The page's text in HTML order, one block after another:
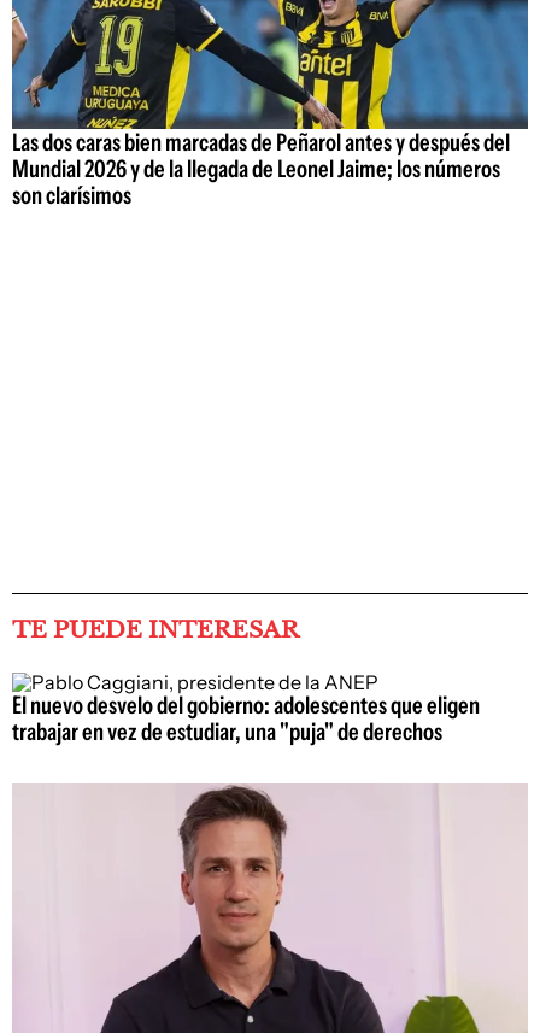
Las dos caras bien marcadas de Peñarol antes y después del
Mundial 2026 y de la llegada de Leonel Jaime; los números
son clarísimos
TE PUEDE INTERESAR
El nuevo desvelo del gobierno: adolescentes que eligen
trabajar en vez de estudiar, una "puja" de derechos